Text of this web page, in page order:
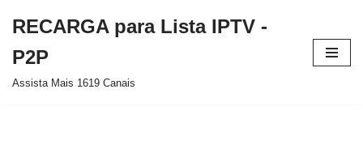
para
o
RECARGA para Lista IPTV -
P2P
Assista Mais 1619 Canais